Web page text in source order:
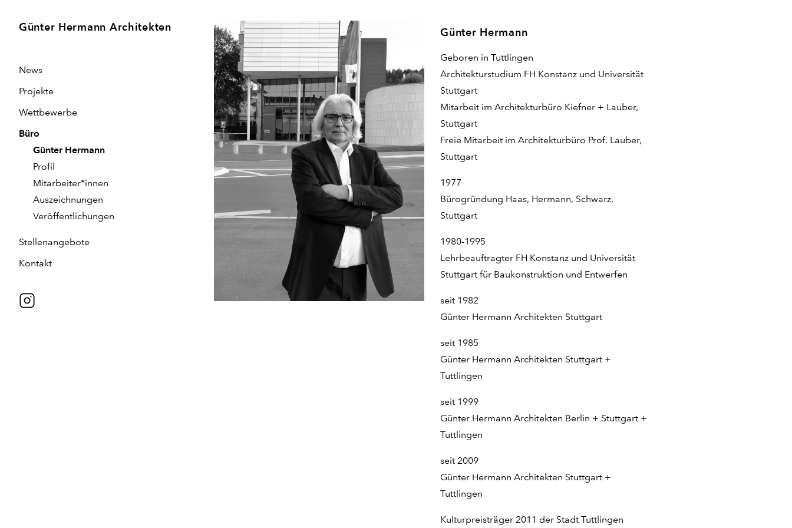
Günter Hermann Architekten
News
Projekte
Wettbewerbe
Büro
Günter Hermann
Profil
Mitarbeiter*innen
Auszeichnungen
Veröffentlichungen
Stellenangebote
Kontakt
Günter Hermann
Geboren in Tuttlingen
Architekturstudium FH Konstanz und Universität
Stuttgart
Mitarbeit im Architekturbüro Kiefner + Lauber,
Stuttgart
Freie Mitarbeit im Architekturbüro Prof. Lauber,
Stuttgart
1977
Bürogründung Haas, Hermann, Schwarz,
Stuttgart
1980-1995
Lehrbeauftragter FH Konstanz und Universität
Stuttgart für Baukonstruktion und Entwerfen
seit 1982
Günter Hermann Architekten Stuttgart
seit 1985
Günter Hermann Architekten Stuttgart +
Tuttlingen
seit 1999
Günter Hermann Architekten Berlin + Stuttgart +
Tuttlingen
seit 2009
Günter Hermann Architekten Stuttgart +
Tuttlingen
Kulturpreisträger 2011 der Stadt Tuttlingen